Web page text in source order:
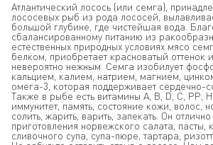
Атлантический лосось (или семга),
лососевых рыб из рода лососей,
большой глубине, где чистейшая вода.
сбалансированному питанию из
естественных природных условиях мясо
белком, приобретает красноватый оттенок
невероятно нежным. Семга изобилует
кальцием, калием, натрием, магнием,
омега-3, которая поддерживает сердечно-
Также в рыбе есть витамины А, В, D, С, РР,
иммунитет, память, состояние кожи, волос,
солить, жарить, варить, запекать. Он
приготовления норвежского салата, пасты,
сливочного супа, супа-пюре, тартара,